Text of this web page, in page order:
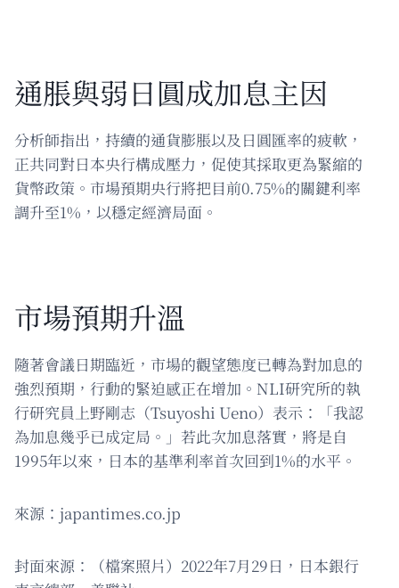
通脹與弱日圓成加息主因
分析師指出，持續的通貨膨脹以及日圓匯率的疲軟，
正共同對日本央行構成壓力，促使其採取更為緊縮的
貨幣政策。市場預期央行將把目前0.75%的關鍵利率
調升至1%，以穩定經濟局面。
市場預期升溫
隨著會議日期臨近，市場的觀望態度已轉為對加息的
強烈預期，行動的緊迫感正在增加。NLI研究所的執
行研究員上野剛志（Tsuyoshi Ueno）表示：「我認
為加息幾乎已成定局。」若此次加息落實，將是自
1995年以來，日本的基準利率首次回到1%的水平。
來源：japantimes.co.jp
封面來源：（檔案照片）2022年7月29日，日本銀行